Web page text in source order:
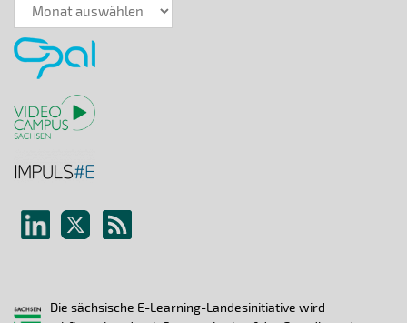
News-
Archiv
Die sächsische E-Learning-Landesinitiative wird